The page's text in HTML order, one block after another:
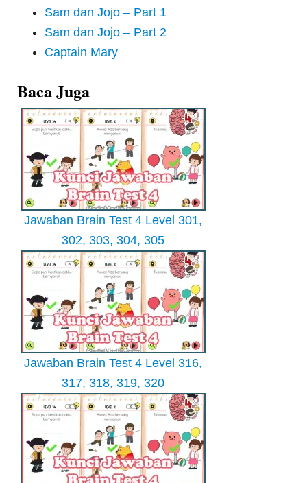
Sam dan Jojo – Part 1
Sam dan Jojo – Part 2
Captain Mary
Baca Juga
Jawaban Brain Test 4 Level 301,
302, 303, 304, 305
Jawaban Brain Test 4 Level 316,
317, 318, 319, 320